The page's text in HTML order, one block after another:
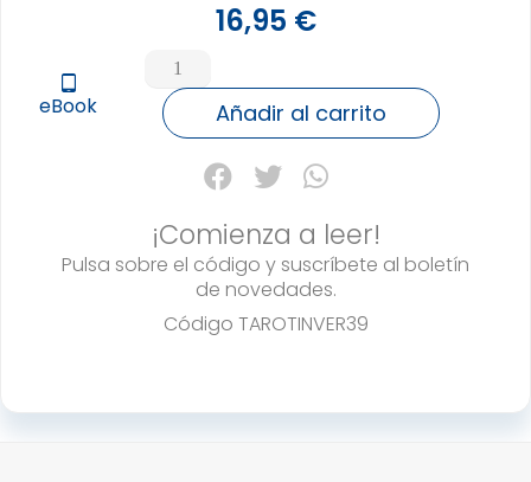
16,95 €
eBook
CARTAS
INVERTIDAS
EN
OCULTO,
LAS
cantidad
Añadir al carrito
¡Comienza a leer!
Pulsa sobre el código y suscríbete al boletín
de novedades.
Código TAROTINVER39